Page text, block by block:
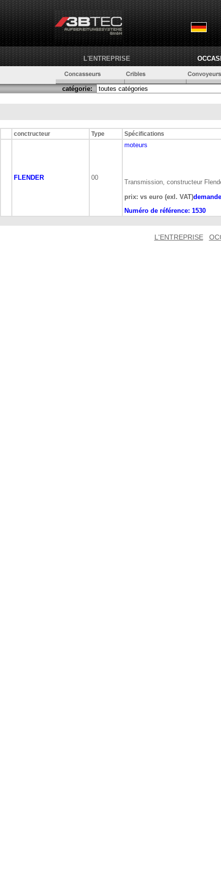
L'ENTREPRISE
catégorie:
conctructeur Type Spécifications
FLENDER 00
moteurs
Transmission, constructeur
prix: vs euro (exl. VAT)demande
Numéro de référence: 1530
L'ENTREPRISE